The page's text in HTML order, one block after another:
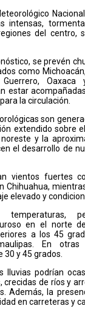
intensas,
del centro,
se prevén
como
estar
la circulación.
son
extendido sobre
y la
el desarrollo de
vientos fuertes
Chihuahua,
elevado y
en el norte
a los 45
En otras
y 45 grados.
lluvias podrían
crecidas de ríos y
Además, la
en carreteras y